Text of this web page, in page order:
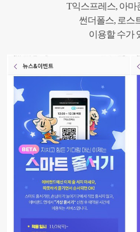
T익스프레스, 아마
썬더폴스, 로스
이용할 수가